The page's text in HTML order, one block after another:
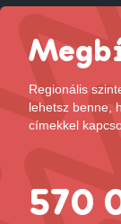
Regionális
lehetsz benne,
címekkel
570